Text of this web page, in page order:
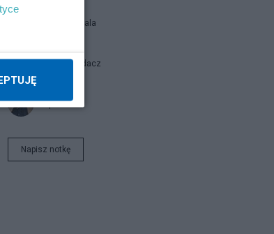
Siukum Balala
Stary Wyjadacz
report
Napisz notkę